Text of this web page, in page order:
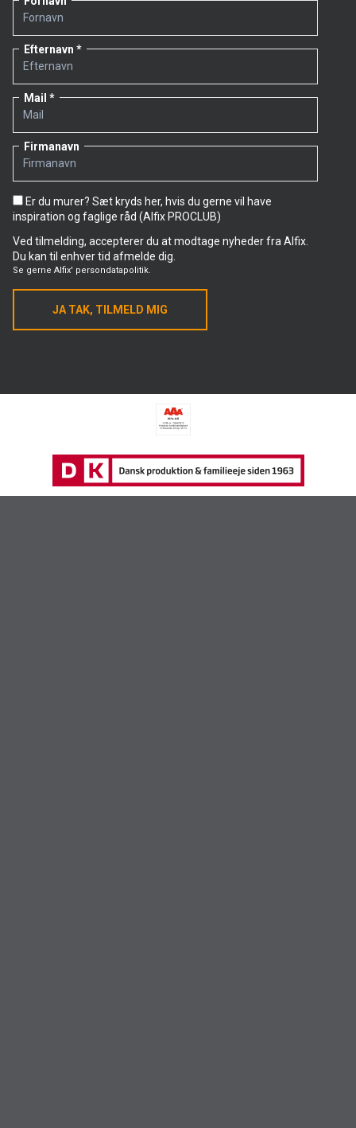
Efternavn
Mail
Firmanavn
Er du murer? Sæt kryds her, hvis du gerne vil have
inspiration og faglige råd (Alfix PROCLUB)
Ved tilmelding, accepterer du at modtage nyheder fra Alfix.
Du kan til enhver tid afmelde dig.
Se gerne Alfix' persondatapolitik.
JA TAK, TILMELD MIG